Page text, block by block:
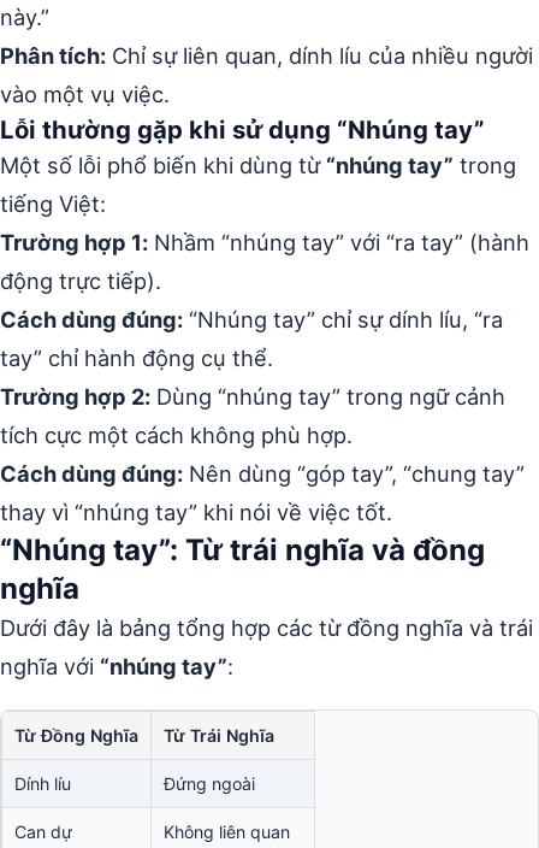
này.”
Phân tích: Chỉ sự liên quan, dính líu của nhiều người
vào một vụ việc.
Lỗi thường gặp khi sử dụng “Nhúng tay”
Một số lỗi phổ biến khi dùng từ “nhúng tay” trong
tiếng Việt:
Trường hợp 1: Nhầm “nhúng tay” với “ra tay” (hành
động trực tiếp).
Cách dùng đúng: “Nhúng tay” chỉ sự dính líu, “ra
tay” chỉ hành động cụ thể.
Trường hợp 2: Dùng “nhúng tay” trong ngữ cảnh
tích cực một cách không phù hợp.
Cách dùng đúng: Nên dùng “góp tay”, “chung tay”
thay vì “nhúng tay” khi nói về việc tốt.
“Nhúng tay”: Từ trái nghĩa và đồng
nghĩa
Dưới đây là bảng tổng hợp các từ đồng nghĩa và trái
nghĩa với “nhúng tay”:
Từ Đồng Nghĩa Từ Trái Nghĩa
Dính líu Đứng ngoài
Can dự Không liên quan